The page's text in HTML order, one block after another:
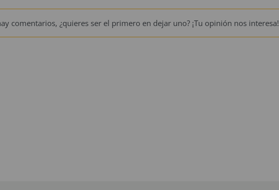
comentarios, ¿quieres ser el primero en dejar uno? ¡Tu opinión nos interesa!